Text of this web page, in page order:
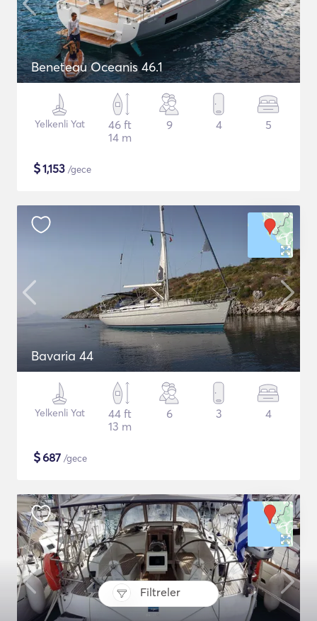
Filtreler
Beneteau Oceanis 46.1
Yelkenli Yat
46 ft
14 m
9 4 5
$1,153 /gece
Bavaria 44
Yelkenli Yat
44 ft
13 m
6 3 4
$687 /gece